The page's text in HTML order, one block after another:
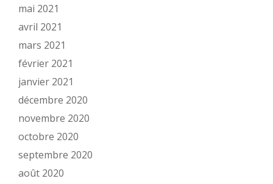
mai 2021
avril 2021
mars 2021
février 2021
janvier 2021
décembre 2020
novembre 2020
octobre 2020
septembre 2020
août 2020